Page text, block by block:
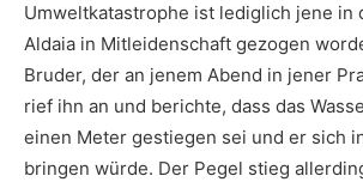
Umweltkatastrophe ist lediglich jene in
Aldaia in Mitleidenschaft gezogen
Bruder, der an jenem Abend in jener
rief ihn an und berichte, dass das
einen Meter gestiegen sei und er sich
bringen würde. Der Pegel stieg